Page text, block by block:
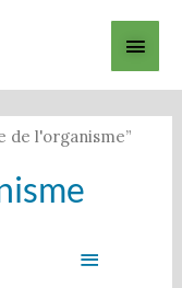
de l'organisme”